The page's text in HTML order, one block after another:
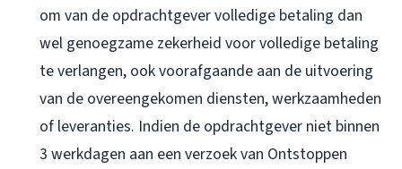
om van de opdrachtgever volledige betaling dan
wel genoegzame zekerheid voor volledige betaling
te verlangen, ook voorafgaande aan de uitvoering
van de overeengekomen diensten, werkzaamheden
of leveranties. Indien de opdrachtgever niet binnen
3 werkdagen aan een verzoek van Ontstoppen